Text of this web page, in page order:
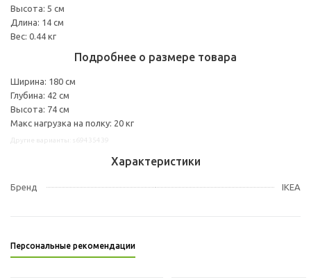
Высота: 5 см
Длина: 14 см
Вес: 0.44 кг
Подробнее о размере товара
Ширина: 180 см
Глубина: 42 см
Высота: 74 см
Макс нагрузка на полку: 20 кг
Характеристики
Бренд IKEA
Персональные рекомендации